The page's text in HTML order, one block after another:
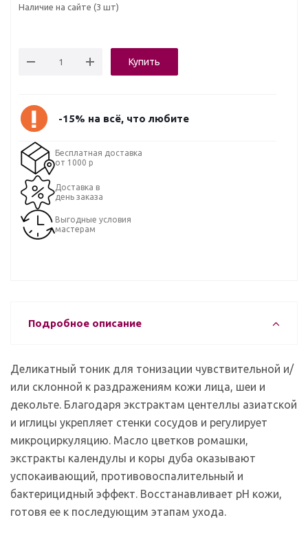
Наличие на сайте (3 шт)
Купить
-15% на всё, что любите
Бесплатная доставка
от 1000 р
Доставка в
день заказа
Выгодные условия
мастерам
Подробное описание
Деликатный тоник для тонизации чувствительной и/
или склонной к раздражениям кожи лица, шеи и
декольте. Благодаря экстрактам центеллы азиатской
и иглицы укрепляет стенки сосудов и регулирует
микроциркуляцию. Масло цветков ромашки,
экстракты календулы и коры дуба оказывают
успокаивающий, противовоспалительный и
бактерицидный эффект. Восстанавливает рН кожи,
готовя ее к последующим этапам ухода.